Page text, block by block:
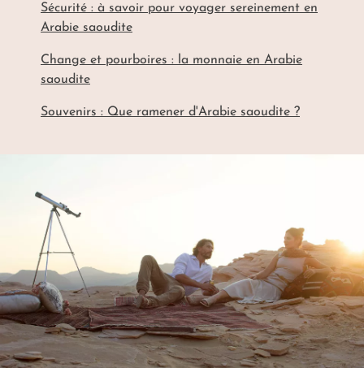
Sécurité : à savoir pour voyager sereinement en
Arabie saoudite
Change et pourboires : la monnaie en Arabie
saoudite
Souvenirs : Que ramener d'Arabie saoudite ?